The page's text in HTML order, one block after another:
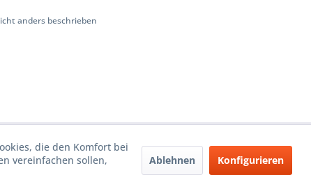
anders beschrieben
die den Komfort bei
vereinfachen sollen,
Ablehnen Konfigurieren